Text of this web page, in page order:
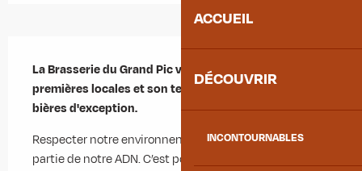
ACCUEIL
DÉCOUVRIR
INCONTOURNABLES
La Brasserie du Grand Pic valorise des matières
premières locales et son territoire à travers ses
bières d'exception.
Respecter notre environnement et en prendre soin fait
partie de notre ADN. C’est pourquoi nos bières sont